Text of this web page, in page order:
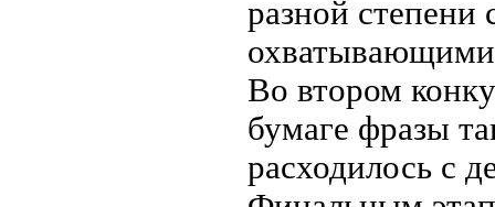
разной степени
Во втором
бумаге фразы
расходилось с